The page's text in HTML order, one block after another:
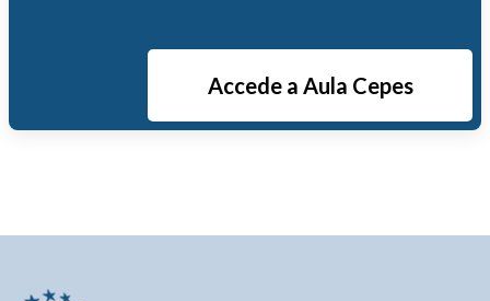
Accede a Aula Cepes